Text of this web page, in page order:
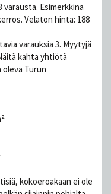
Esimerkkinä
Velaton hinta: 188
varauksia 3. Myytyjä
kahta yhtiötä
Turun
kokoeroakaan ei ole